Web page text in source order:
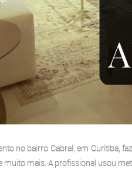
no bairro Cabral, em Curitiba,
muito mais. A profissional usou